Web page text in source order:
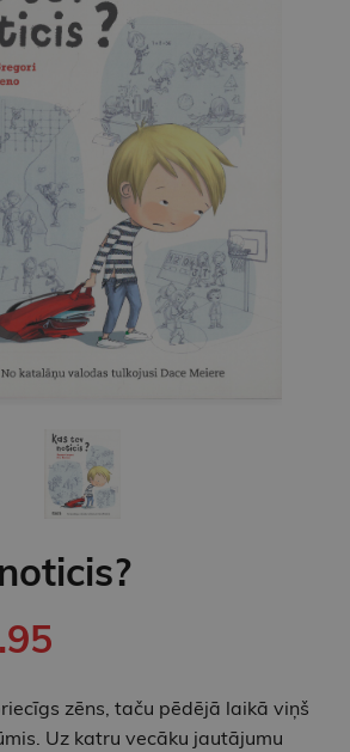
zēns, taču pēdējā laikā viņš
Uz katru vecāku jautājumu